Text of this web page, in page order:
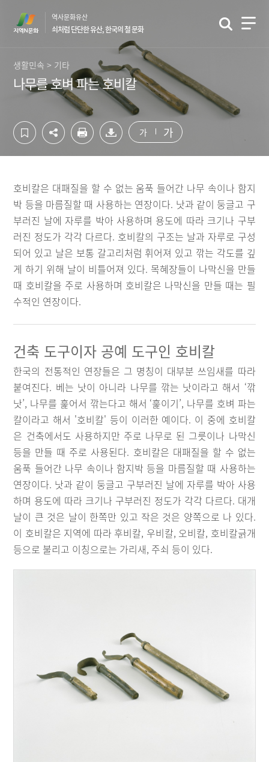
역사문화유산
쇠처럼 단단한 유산, 한국의 철 문화
생활민속 > 기타
나무를 호벼 파는 호비칼
가 가
호비칼은 대패질을 할 수 없는 움푹 들어간 나무 속이나 함지
박 등을 마름질할 때 사용하는 연장이다. 낫과 같이 둥글고 구
부러진 날에 자루를 박아 사용하며 용도에 따라 크기나 구부
러진 정도가 각각 다르다. 호비칼의 구조는 날과 자루로 구성
되어 있고 날은 보통 갈고리처럼 휘어져 있고 깎는 각도를 깊
게 하기 위해 날이 비틀어져 있다. 목혜장들이 나막신을 만들
때 호비칼을 주로 사용하며 호비칼은 나막신을 만들 때는 필
수적인 연장이다.
건축 도구이자 공예 도구인 호비칼
한국의 전통적인 연장들은 그 명칭이 대부분 쓰임새를 따라
붙여진다. 베는 낫이 아니라 나무를 깎는 낫이라고 해서 ‘깎
낫’, 나무를 훑어서 깎는다고 해서 ‘훑이기’, 나무를 호벼 파는
칼이라고 해서 '호비칼' 등이 이러한 예이다. 이 중에 호비칼
은 건축에서도 사용하지만 주로 나무로 된 그릇이나 나막신
등을 만들 때 주로 사용된다. 호비칼은 대패질을 할 수 없는
움푹 들어간 나무 속이나 함지박 등을 마름질할 때 사용하는
연장이다. 낫과 같이 둥글고 구부러진 날에 자루를 박아 사용
하며 용도에 따라 크기나 구부러진 정도가 각각 다르다. 대개
날이 큰 것은 날이 한쪽만 있고 작은 것은 양쪽으로 나 있다.
이 호비칼은 지역에 따라 후비칼, 우비칼, 오비칼, 호비칼긁개
등으로 불리고 이칭으로는 가리새, 주쇠 등이 있다.